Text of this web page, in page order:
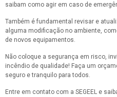
saibam como agir em caso de
Também é fundamental revisar e
alguma modificação no ambiente,
de novos equipamentos.
Não coloque a segurança em risco,
incêndio de qualidade! Faça um
seguro e tranquilo para todos.
Entre em contato com a SEGEEL e